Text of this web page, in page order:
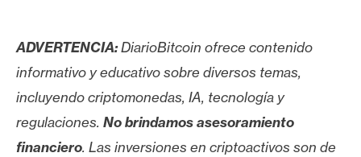
ADVERTENCIA:DiarioBitcoin ofrece contenido
informativo y educativo sobre diversos temas,
incluyendo criptomonedas, IA, tecnología y
regulaciones. No brindamos asesoramiento
financiero. Las inversiones en criptoactivos son de